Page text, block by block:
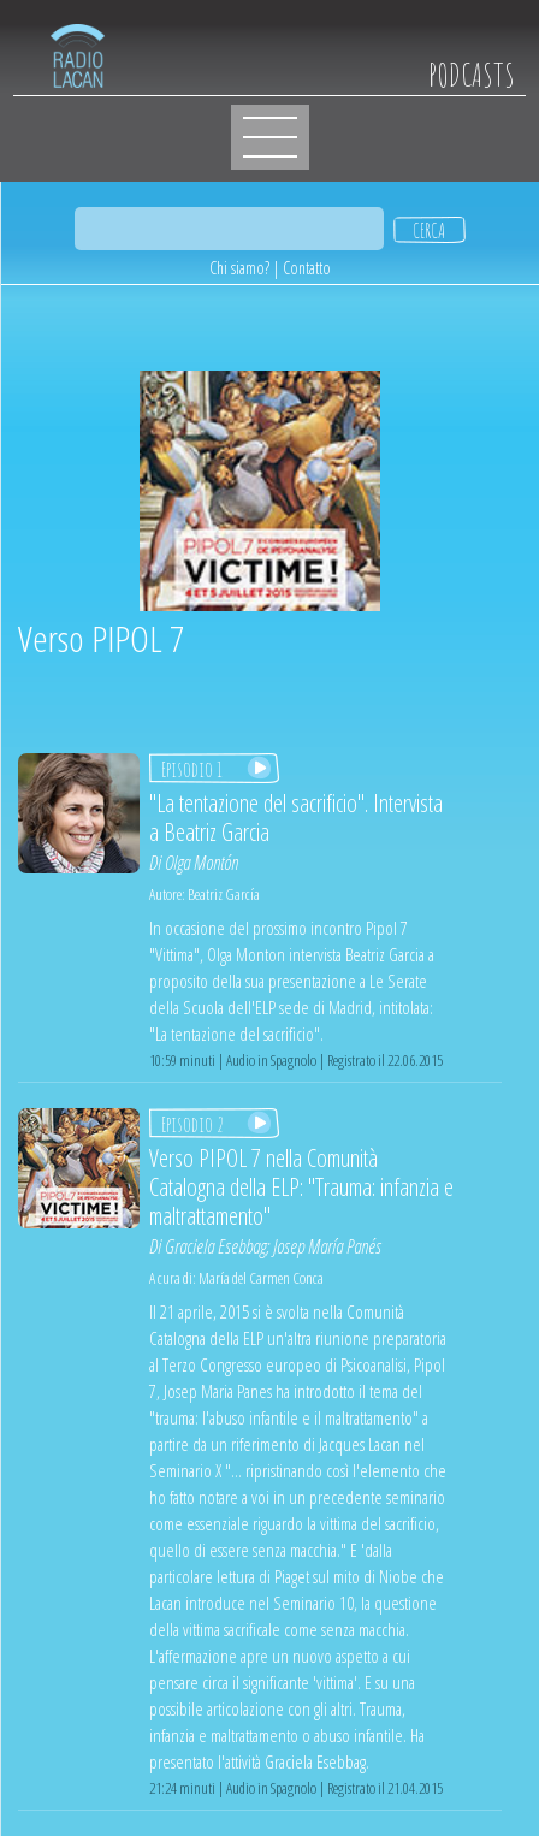
PODCASTS
Chi siamo? | Contatto
Verso PIPOL 7
Episodio 1
"La tentazione del sacrificio". Intervista
a Beatriz Garcia
DiOlga Montón
Autore: Beatriz García
In occasione del prossimo incontro Pipol 7
"Vittima", Olga Monton intervista Beatriz Garcia a
proposito della sua presentazione a Le Serate
della Scuola dell'ELP sede di Madrid, intitolata:
"La tentazione del sacrificio".
10:59 minuti | Audio in Spagnolo | Registrato il 22.06.2015
Episodio 2
Verso PIPOL 7 nella Comunità
Catalogna della ELP: "Trauma: infanzia e
maltrattamento"
DiGraciela Esebbag;Josep María Panés
A cura di: María del Carmen Conca
Il 21 aprile, 2015 si è svolta nella Comunità
Catalogna della ELP un'altra riunione preparatoria
al Terzo Congresso europeo di Psicoanalisi, Pipol
7, Josep Maria Panes ha introdotto il tema del
"trauma: l'abuso infantile e il maltrattamento" a
partire da un riferimento di Jacques Lacan nel
Seminario X "... ripristinando così l'elemento che
ho fatto notare a voi in un precedente seminario
come essenziale riguardo la vittima del sacrificio,
quello di essere senza macchia." E 'dalla
particolare lettura di Piaget sul mito di Niobe che
Lacan introduce nel Seminario 10, la questione
della vittima sacrificale come senza macchia.
L'affermazione apre un nuovo aspetto a cui
pensare circa il significante 'vittima'. E su una
possibile articolazione con gli altri. Trauma,
infanzia e maltrattamento o abuso infantile. Ha
presentato l'attività Graciela Esebbag.
21:24 minuti | Audio in Spagnolo | Registrato il 21.04.2015